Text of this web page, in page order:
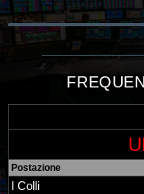
Postazione
I Colli